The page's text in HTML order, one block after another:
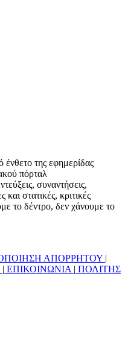
ένθετο της εφημερίδας
πόρταλ
συναντήσεις,
και στατικές, κριτικές
το δέντρο, δεν χάνουμε το
ΑΠΟΡΡΗΤΟΥ |
| ΕΠΙΚΟΙΝΩΝΙΑ | ΠΟΛΙΤΗΣ